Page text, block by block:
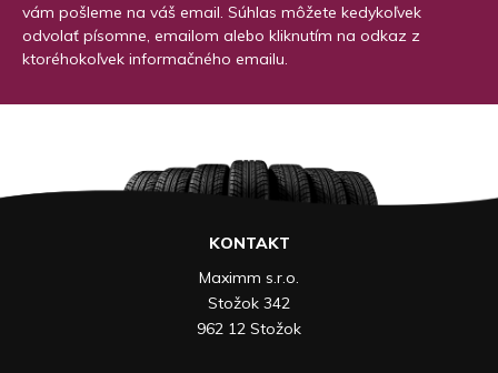
vám pošleme na váš email. Súhlas môžete kedykoľvek
odvolať písomne, emailom alebo kliknutím na odkaz z
ktoréhokoľvek informačného emailu.
KONTAKT
Maximm s.r.o.
Stožok 342
962 12 Stožok